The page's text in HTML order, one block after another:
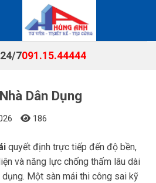
7091.15.44444
Dân Dụng
186
quyết định trực tiếp đến độ bền,
và năng lực chống thấm lâu dài
Một sàn mái thi công sai kỹ